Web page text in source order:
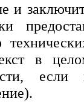
и
в
если